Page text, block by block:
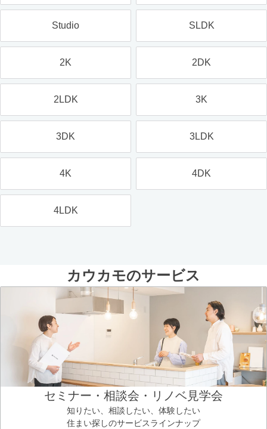
Studio SLDK
2K 2DK
2LDK 3K
3DK 3LDK
4K 4DK
4LDK
カウカモのサービス
セミナー・相談会・リノベ見学会
知りたい、相談したい、体験したい
住まい探しのサービスラインナップ